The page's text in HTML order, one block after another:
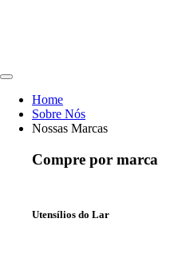
Home
Sobre Nós
Nossas Marcas
Compre por marca
Utensílios do Lar